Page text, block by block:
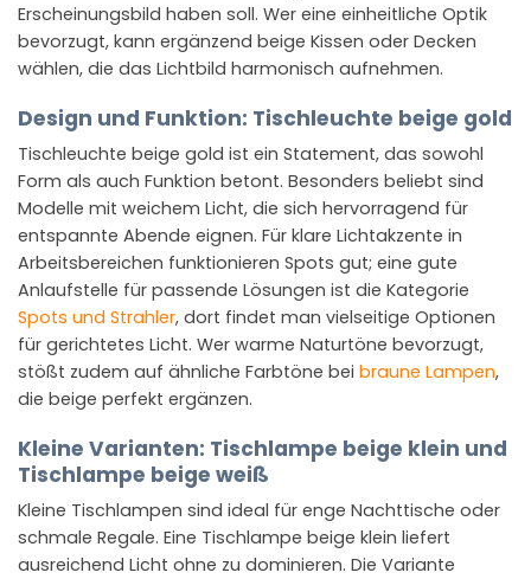
Erscheinungsbild haben soll. Wer eine einheitliche Optik
bevorzugt, kann ergänzend beige Kissen oder Decken
wählen, die das Lichtbild harmonisch aufnehmen.
Design und Funktion: Tischleuchte beige gold
Tischleuchte beige gold ist ein Statement, das sowohl
Form als auch Funktion betont. Besonders beliebt sind
Modelle mit weichem Licht, die sich hervorragend für
entspannte Abende eignen. Für klare Lichtakzente in
Arbeitsbereichen funktionieren Spots gut; eine gute
Anlaufstelle für passende Lösungen ist die Kategorie
Spots und Strahler, dort findet man vielseitige Optionen
für gerichtetes Licht. Wer warme Naturtöne bevorzugt,
stößt zudem auf ähnliche Farbtöne bei braune Lampen,
die beige perfekt ergänzen.
Kleine Varianten: Tischlampe beige klein und
Tischlampe beige weiß
Kleine Tischlampen sind ideal für enge Nachttische oder
schmale Regale. Eine Tischlampe beige klein liefert
ausreichend Licht ohne zu dominieren. Die Variante